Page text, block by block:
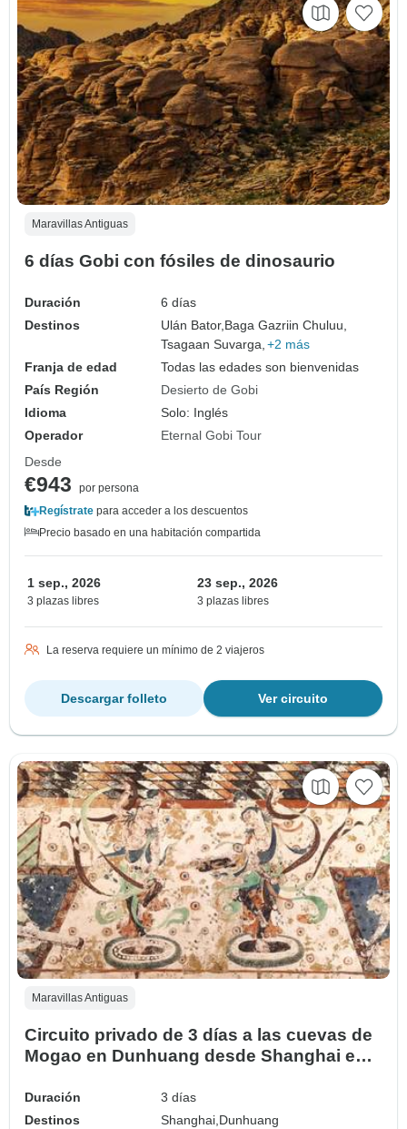
Maravillas Antiguas
6 días Gobi con fósiles de dinosaurio
Duración
6 días
Destinos
Ulán Bator, Baga Gazriin Chuluu,
Tsagaan Suvarga, +2 más
Franja de edad
Todas las edades son bienvenidas
País Región
Desierto de Gobi
Idioma
Solo: Inglés
Operador
Eternal Gobi Tour
Desde
€943
por persona
Regístrate para acceder a los descuentos
Precio basado en una habitación compartida
1 sep., 2026
3 plazas libres
23 sep., 2026
3 plazas libres
La reserva requiere un mínimo de 2 viajeros
Ver circuito
Descargar folleto
Maravillas Antiguas
Circuito privado de 3 días a las cuevas de
Mogao en Dunhuang desde Shanghai en
Duración
3 días
Destinos
Shanghai, Dunhuang